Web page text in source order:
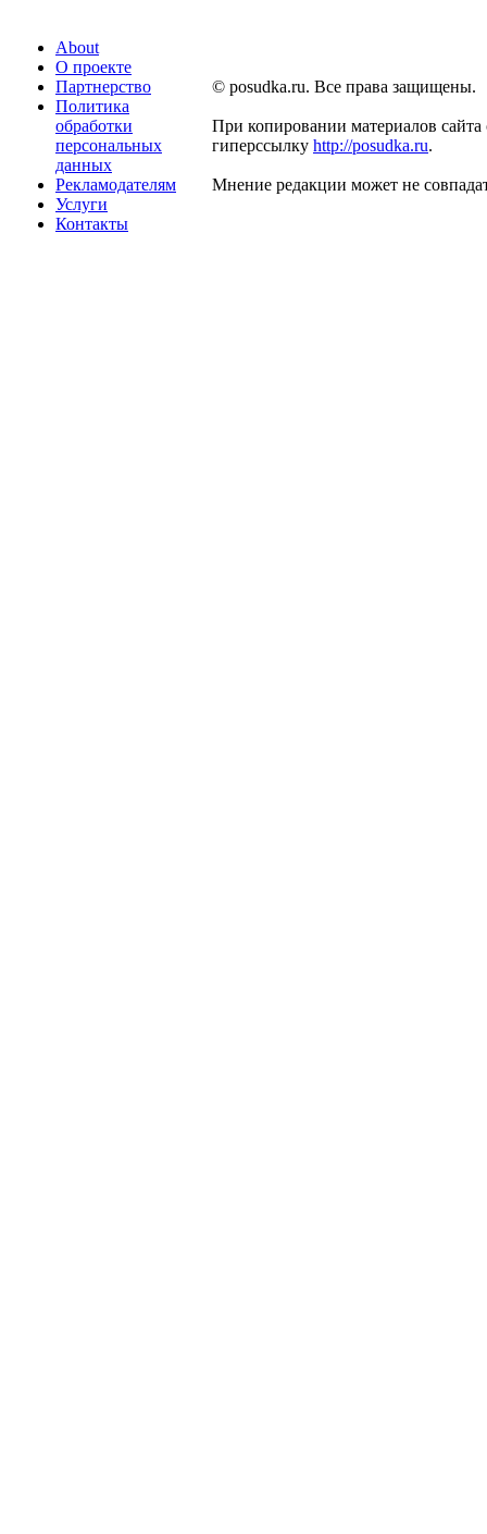
About
О проекте
Партнерство
Политика
обработки
персональных
данных
Рекламодателям
Услуги
Контакты
© posudka.ru. Все права защищены.
При копировании материалов сайта
гиперссылку http://posudka.ru.
Мнение редакции может не